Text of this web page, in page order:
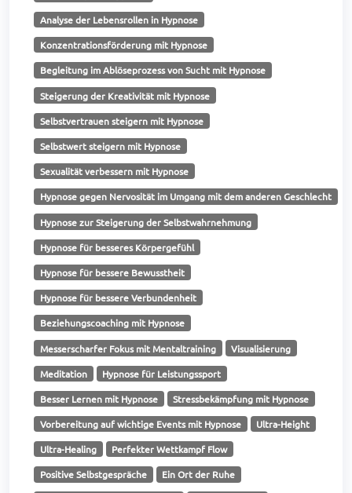
Analyse der Lebensrollen in Hypnose
Konzentrationsförderung mit Hypnose
Begleitung im Ablöseprozess von Sucht mit Hypnose
Steigerung der Kreativität mit Hypnose
Selbstvertrauen steigern mit Hypnose
Selbstwert steigern mit Hypnose
Sexualität verbessern mit Hypnose
Hypnose gegen Nervosität im Umgang mit dem anderen Geschlecht
Hypnose zur Steigerung der Selbstwahrnehmung
Hypnose für besseres Körpergefühl
Hypnose für bessere Bewusstheit
Hypnose für bessere Verbundenheit
Beziehungscoaching mit Hypnose
Messerscharfer Fokus mit Mentaltraining Visualisierung
Meditation Hypnose für Leistungssport
Besser Lernen mit Hypnose Stressbekämpfung mit Hypnose
Vorbereitung auf wichtige Events mit Hypnose Ultra-Height
Ultra-Healing Perfekter Wettkampf Flow
Positive Selbstgespräche Ein Ort der Ruhe